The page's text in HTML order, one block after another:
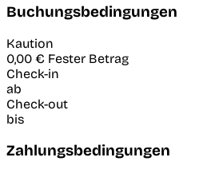
Buchungsbedingungen
Kaution
0,00 € Fester Betrag
Check-in
ab
Check-out
bis
Zahlungsbedingungen